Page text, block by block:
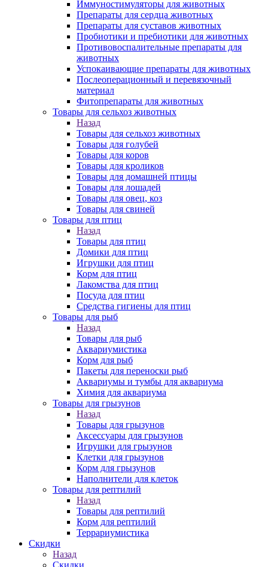
Иммуностимуляторы для животных
Препараты для сердца животных
Препараты для суставов животных
Пробиотики и пребиотики для животных
Противовоспалительные препараты для
животных
Успокаивающие препараты для животных
Послеоперационный и перевязочный
материал
Фитопрепараты для животных
Товары для сельхоз животных
Назад
Товары для сельхоз животных
Товары для голубей
Товары для коров
Товары для кроликов
Товары для домашней птицы
Товары для лошадей
Товары для овец, коз
Товары для свиней
Товары для птиц
Назад
Товары для птиц
Домики для птиц
Игрушки для птиц
Корм для птиц
Лакомства для птиц
Посуда для птиц
Средства гигиены для птиц
Товары для рыб
Назад
Товары для рыб
Аквариумистика
Корм для рыб
Пакеты для переноски рыб
Аквариумы и тумбы для аквариума
Химия для аквариума
Товары для грызунов
Назад
Товары для грызунов
Аксессуары для грызунов
Игрушки для грызунов
Клетки для грызунов
Корм для грызунов
Наполнители для клеток
Товары для рептилий
Назад
Товары для рептилий
Корм для рептилий
Террариумистика
Скидки
Назад
Скидки